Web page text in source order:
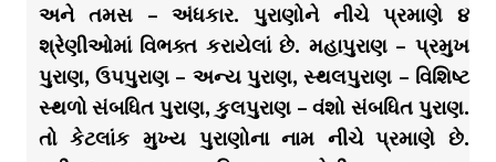
અને તમસ – અંધકાર. પુરાણોને નીચે પ્રમાણે ૪
શ્રેણીઓમાં વિભક્ત કરાયેલાં છે. મહાપુરાણ – પ્રમુખ
પુરાણ, ઉપપુરાણ – અન્ય પુરાણ, સ્થલપુરાણ – વિશિષ્ટ
સ્થળો સંબધિત પુરાણ, કુલપુરાણ – વંશો સંબધિત પુરાણ.
તો કેટલાંક મુખ્ય પુરાણોના નામ નીચે પ્રમાણે છે.